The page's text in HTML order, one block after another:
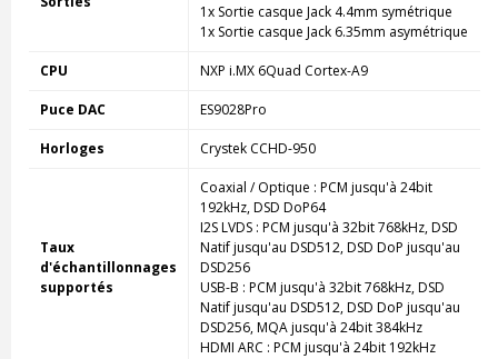
1x Sortie casque Jack 4.4mm symétrique
1x Sortie casque Jack 6.35mm asymétrique
CPU NXP i.MX 6Quad Cortex-A9
Puce DAC ES9028Pro
Horloges Crystek CCHD-950
Taux
d'échantillonnages
supportés
Coaxial / Optique : PCM jusqu'à 24bit
192kHz, DSD DoP64
I2S LVDS : PCM jusqu'à 32bit 768kHz, DSD
Natif jusqu'au DSD512, DSD DoP jusqu'au
DSD256
USB-B : PCM jusqu'à 32bit 768kHz, DSD
Natif jusqu'au DSD512, DSD DoP jusqu'au
DSD256, MQA jusqu'à 24bit 384kHz
HDMI ARC : PCM jusqu'à 24bit 192kHz